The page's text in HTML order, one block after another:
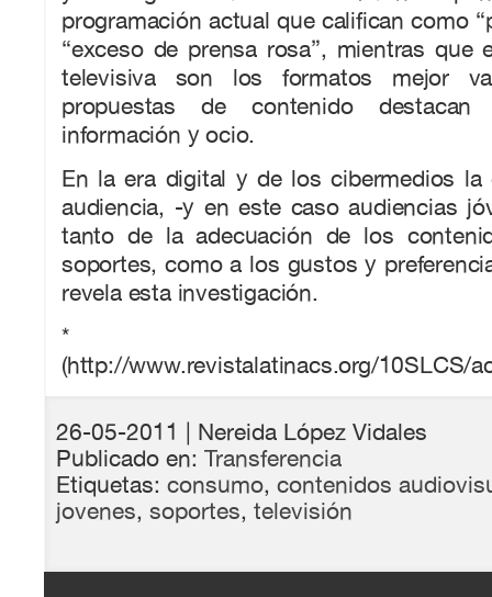
programación actual que califican como
“exceso de prensa rosa”, mientras que
televisiva son los formatos mejor
propuestas de contenido destacan
información y ocio.
En la era digital y de los cibermedios la
audiencia, -y en este caso audiencias
tanto de la adecuación de los
soportes, como a los gustos y
revela esta investigación.
(http://www.revistalatinacs.org/10SLCS/
26-05-2011 | Nereida López Vidales
Publicado en: Transferencia
Etiquetas: consumo, contenidos
jovenes, soportes, televisión